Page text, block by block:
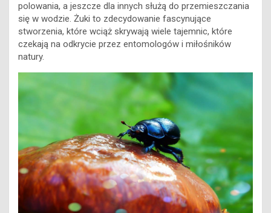
polowania, a jeszcze dla innych służą do przemieszczania
się w wodzie. Żuki to zdecydowanie fascynujące
stworzenia, które wciąż skrywają wiele tajemnic, które
czekają na odkrycie przez entomologów i miłośników
natury.